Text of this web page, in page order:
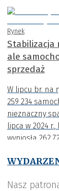
poziom w tym
Rynek
Stabilizacja
ale
sprzedaż
W lipcu br. na
259 234
nieznaczny
lipca w 2024
wyniosła 262
000 zł.
Nasz